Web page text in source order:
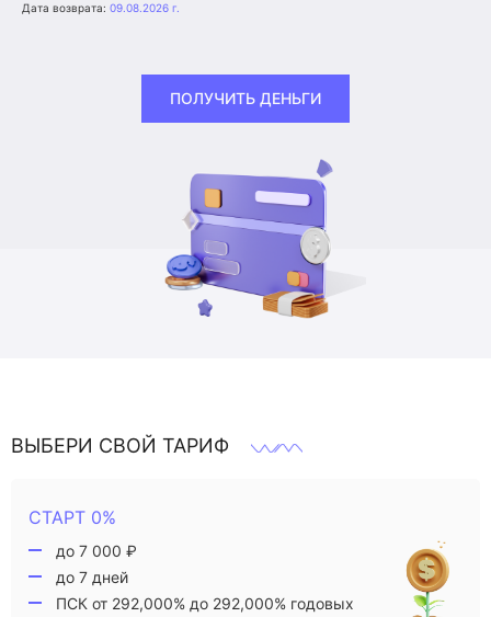
Дата возврата: 09.08.2026 г.
ПОЛУЧИТЬ ДЕНЬГИ
ВЫБЕРИ СВОЙ ТАРИФ
СТАРТ 0%
до 7 000 ₽
до 7 дней
ПСК от 292,000% до 292,000% годовых